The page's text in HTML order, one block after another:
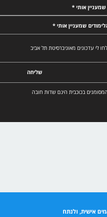
אישית, ולנתח
אותי *
שמעניין אותי *
לי עדכונים מאוניברסיטת תל אביב
שליחה
בכוכבית הינם שדות חובה